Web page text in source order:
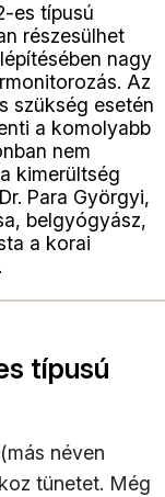
es típusú
részesülhet
nagy
Az
szükség esetén
a komolyabb
nem
kimerültség
Para Györgyi,
belgyógyász,
a korai
típusú
néven
tünetet. Még